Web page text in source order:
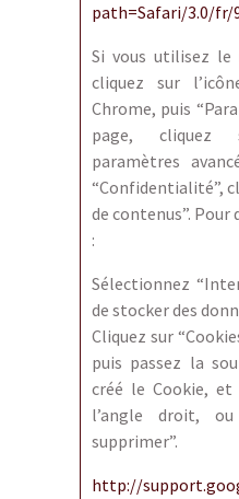
path=Safari/3.0/fr/
Si vous utilisez le
cliquez sur
Chrome, puis
page, cliquez
paramètres
“Confidentialité”,
de contenus”. Pour
:
Sélectionnez
de stocker des
Cliquez sur
puis passez la
créé le Cookie, et
l’angle droit,
supprimer”.
http://